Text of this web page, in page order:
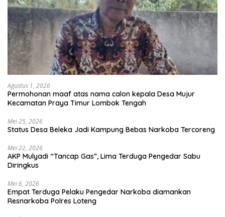
Agustus 1, 2026
Permohonan maaf atas nama calon kepala Desa Mujur
Kecamatan Praya Timur Lombok Tengah
Mei 25, 2026
Status Desa Beleka Jadi ‎Kampung Bebas Narkoba Tercoreng
Mei 22, 2026
AKP Mulyadi “Tancap Gas”, Lima Terduga Pengedar Sabu
Diringkus
Mei 6, 2026
Empat Terduga Pelaku Pengedar Narkoba diamankan
Resnarkoba Polres Loteng